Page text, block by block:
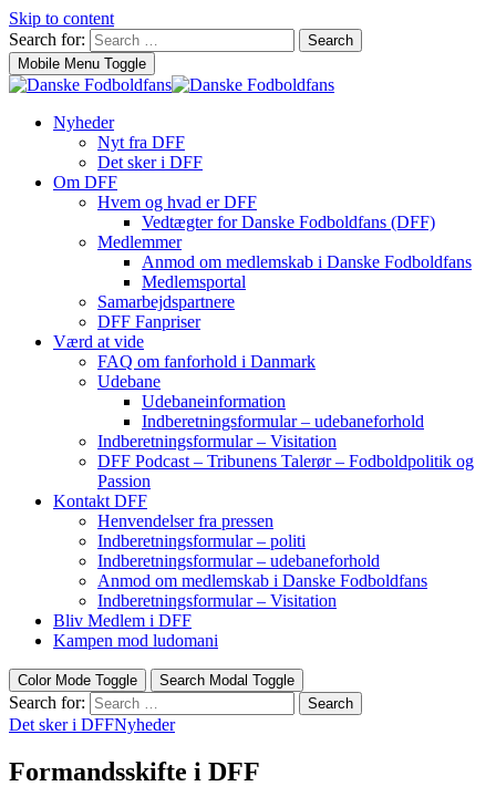
Skip to content
Search for:
Search
Mobile Menu Toggle
Nyheder
Nyt fra DFF
Det sker i DFF
Om DFF
Hvem og hvad er DFF
Vedtægter for Danske Fodboldfans (DFF)
Medlemmer
Anmod om medlemskab i Danske Fodboldfans
Medlemsportal
Samarbejdspartnere
DFF Fanpriser
Værd at vide
FAQ om fanforhold i Danmark
Udebane
Udebaneinformation
Indberetningsformular – udebaneforhold
Indberetningsformular – Visitation
DFF Podcast – Tribunens Talerør – Fodboldpolitik og
Passion
Kontakt DFF
Henvendelser fra pressen
Indberetningsformular – politi
Indberetningsformular – udebaneforhold
Anmod om medlemskab i Danske Fodboldfans
Indberetningsformular – Visitation
Bliv Medlem i DFF
Kampen mod ludomani
Color Mode Toggle Search Modal Toggle
Search for: Search
Det sker i DFFNyheder
Formandsskifte i DFF